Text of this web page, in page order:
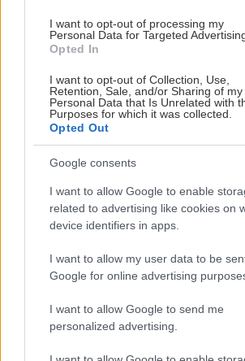
I want to opt-out of processing my
Personal Data for Targeted
Opted In
I want to opt-out of Collection, Use,
Retention, Sale, and/or Sharing of my
Personal Data that Is Unrelated with
Purposes for which it was collected.
Opted Out
Google consents
I want to allow Google to enable
related to advertising like cookies on
device identifiers in apps.
I want to allow my user data to be
Google for online advertising
I want to allow Google to send me
personalized advertising.
Διαβάστε επίσης
Μείνε Αύγουστο στην Αθήνα κι άσε
άλλους να λένε